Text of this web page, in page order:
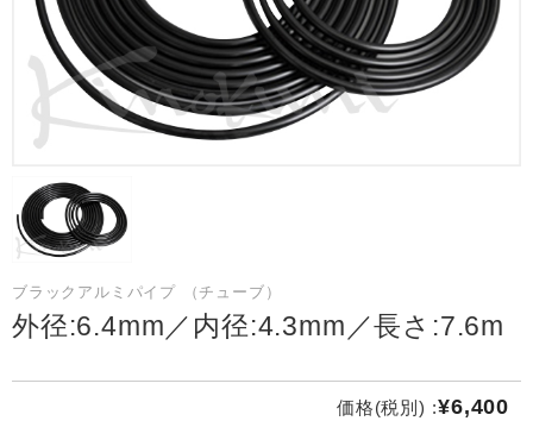
ブラックアルミパイプ （チューブ）
外径:6.4mm／内径:4.3mm／長さ:7.6m
価格(税別) :¥6,400